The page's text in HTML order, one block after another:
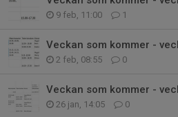
9 feb, 11:00 1
Veckan som kommer -
2 feb, 08:55 0
Veckan som kommer -
26 jan, 14:05 0